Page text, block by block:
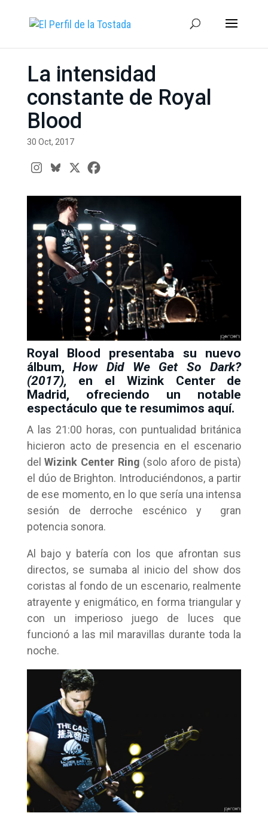
La intensidad
constante de Royal
Blood
30 Oct, 2017
Royal Blood presentaba su nuevo
álbum,How Did We Get So Dark?
(2017), en el Wizink Center de
Madrid, ofreciendo un notable
espectáculo que te resumimos aquí.
A las 21:00 horas, con puntualidad británica
hicieron acto de presencia en el escenario
delWizink Center Ring (solo aforo de pista)
el dúo de Brighton. Introduciéndonos, a partir
de ese momento, en lo que sería una intensa
sesión de derroche escénico y gran
potencia sonora.
Al bajo y batería con los que afrontan sus
directos, se sumaba al inicio del show dos
coristas al fondo de un escenario, realmente
atrayente y enigmático, en forma triangular y
con un imperioso juego de luces que
funcionó a las mil maravillas durante toda la
noche.